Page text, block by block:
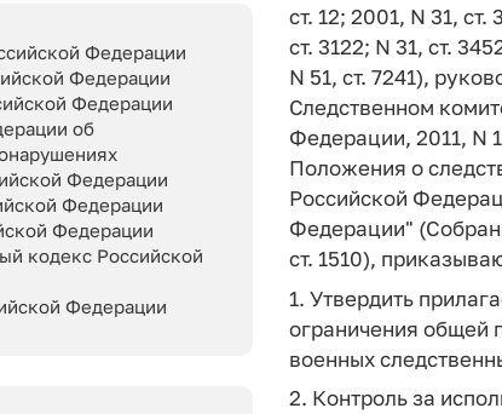
Федерации
Федерации
Федерации
об
Федерации
Федерации
Федерации
кодекс Российской
Федерации
ст. 12; 2001, N 31,
ст. 3122; N 31, ст.
N 51, ст. 7241),
Следственном
Федерации, 2011, N 1
Положения о
Российской
Федерации"
ст. 1510),
1. Утвердить
ограничения общей
военных
2. Контроль за